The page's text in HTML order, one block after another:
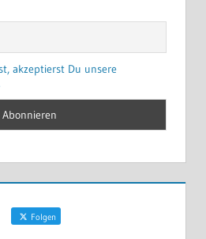
akzeptierst Du unsere
Folgen